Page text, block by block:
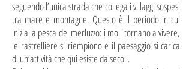
seguendo l’unica strada che collega i villaggi sospesi
tra mare e montagne. Questo è il periodo in cui
inizia la pesca del merluzzo: i moli tornano a vivere,
le rastrelliere si riempiono e il paesaggio si carica
di un’attività che qui esiste da secoli.